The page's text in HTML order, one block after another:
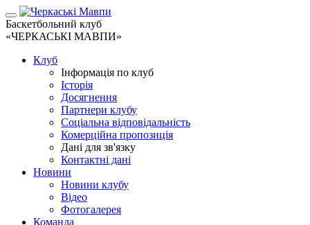
Баскетбольний клуб
«ЧЕРКАСЬКІ МАВПИ»
Клуб
Інформація по клуб
Історія
Досягнення
Партнери клубу
Соціальна відповідальність
Комерційна пропозиція
Дані для зв'язку
Контактні дані
Новини
Новини клубу
Відео
Фотогалерея
Команда